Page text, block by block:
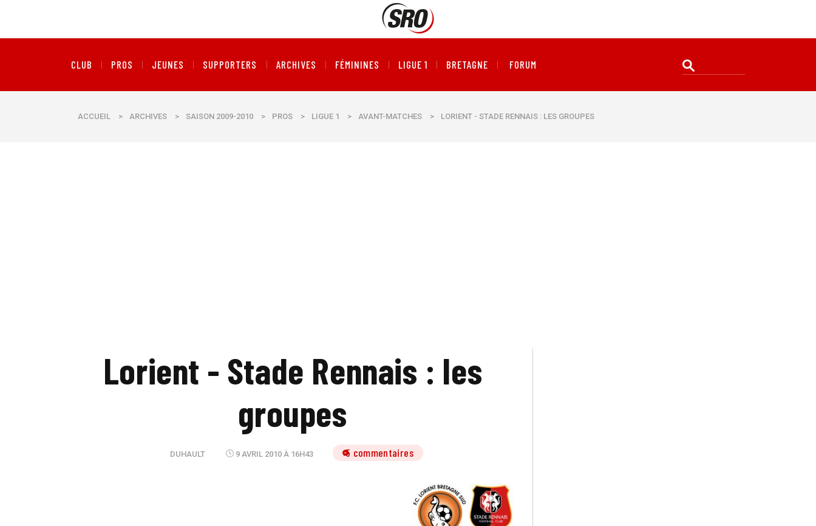
CLUB PROS JEUNES SUPPORTERS ARCHIVES FÉMININES LIGUE 1 BRETAGNE FORUM
ACCUEIL > ARCHIVES > SAISON 2009-2010 > PROS > LIGUE 1 > AVANT-MATCHES > LORIENT - STADE RENNAIS : LES GROUPES
Lorient - Stade Rennais : les
groupes
DUHAULT 9 AVRIL 2010 À 16H43 5 commentaires